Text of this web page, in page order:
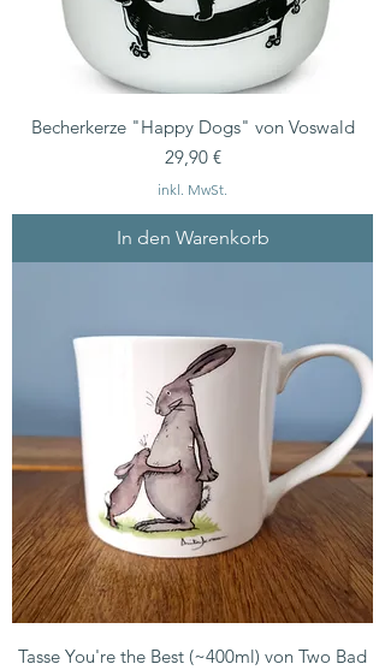
Becherkerze "Happy Dogs" von Voswald
Preis
29,90 €
inkl. MwSt.
In den Warenkorb
Tasse You're the Best (~400ml) von Two Bad